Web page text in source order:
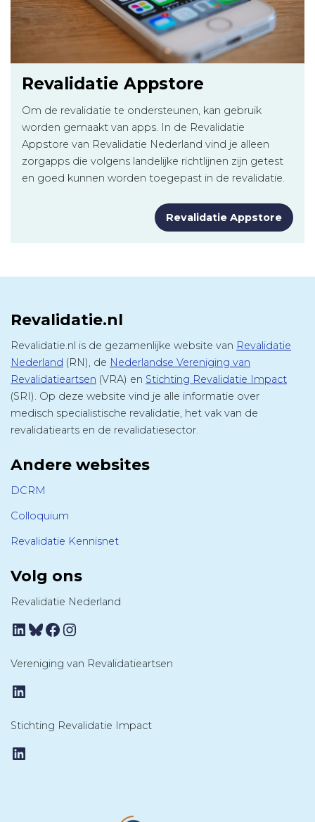
Revalidatie Appstore
Om de revalidatie te ondersteunen, kan gebruik
worden gemaakt van apps. In de Revalidatie
Appstore van Revalidatie Nederland vind je alleen
zorgapps die volgens landelijke richtlijnen zijn getest
en goed kunnen worden toegepast in de revalidatie.
Revalidatie Appstore
Revalidatie.nl
Revalidatie.nl is de gezamenlijke website van Revalidatie
Nederland (RN), de Nederlandse Vereniging van
Revalidatieartsen (VRA) en Stichting Revalidatie Impact
(SRI). Op deze website vind je alle informatie over
medisch specialistische revalidatie, het vak van de
revalidatiearts en de revalidatiesector.
Andere websites
DCRM
Colloquium
Revalidatie Kennisnet
Volg ons
Revalidatie Nederland
LinkedIn
Bluesky
Facebook
Instagram
Vereniging van Revalidatieartsen
LinkedIn
Stichting Revalidatie Impact
LinkedIn